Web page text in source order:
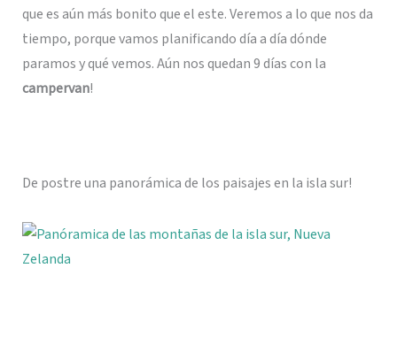
que es aún más bonito que el este. Veremos a lo que nos da
tiempo, porque vamos planificando día a día dónde
paramos y qué vemos. Aún nos quedan 9 días con la
campervan!
De postre una panorámica de los paisajes en la isla sur!